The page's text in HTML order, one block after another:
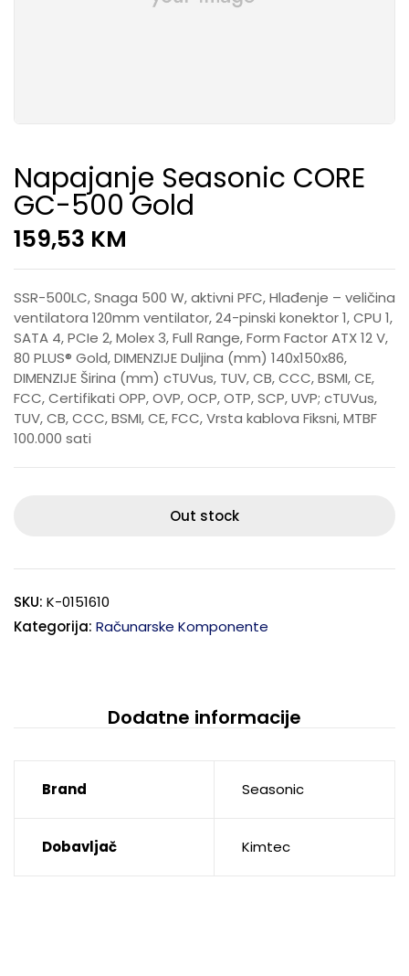
Napajanje Seasonic CORE
GC-500 Gold
159,53 KM
SSR-500LC, Snaga 500 W, aktivni PFC, Hlađenje – veličina
ventilatora 120mm ventilator, 24-pinski konektor 1, CPU 1,
SATA 4, PCIe 2, Molex 3, Full Range, Form Factor ATX 12 V,
80 PLUS® Gold, DIMENZIJE Duljina (mm) 140x150x86,
DIMENZIJE Širina (mm) cTUVus, TUV, CB, CCC, BSMI, CE,
FCC, Certifikati OPP, OVP, OCP, OTP, SCP, UVP; cTUVus,
TUV, CB, CCC, BSMI, CE, FCC, Vrsta kablova Fiksni, MTBF
100.000 sati
Out stock
SKU: K-0151610
Kategorija: Računarske Komponente
Dodatne informacije
Brand Seasonic
Dobavljač Kimtec